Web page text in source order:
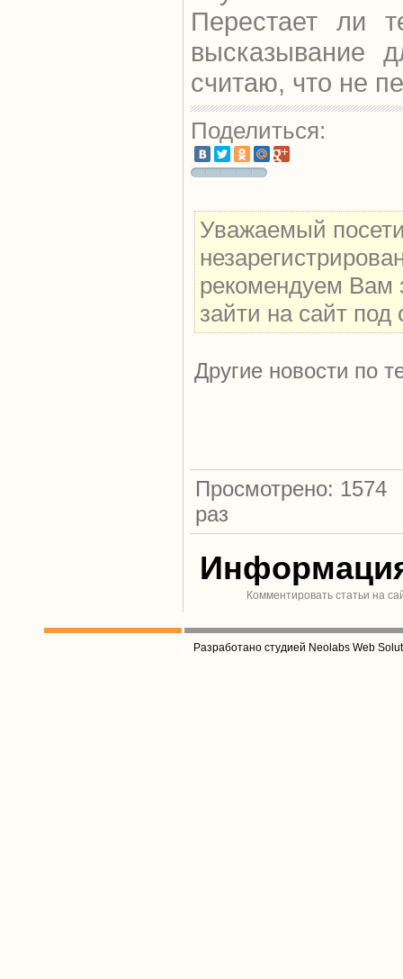
Перестает ли
высказывание
считаю, что не
Поделиться:
Уважаемый
рекомендуем Вам
зайти на сайт
Другие новости по
Просмотрено: 1574
раз
Комментировать статьи на
Разработано студией Neolabs Web